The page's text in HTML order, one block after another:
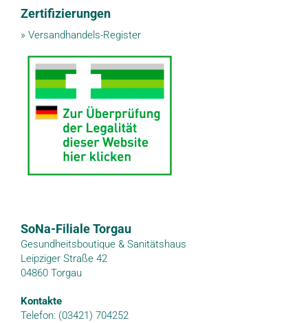
Zertifizierungen
» Versandhandels-Register
SoNa-Filiale Torgau
Gesundheitsboutique & Sanitätshaus
Leipziger Straße 42
04860 Torgau
Kontakte
Telefon: (03421) 704252